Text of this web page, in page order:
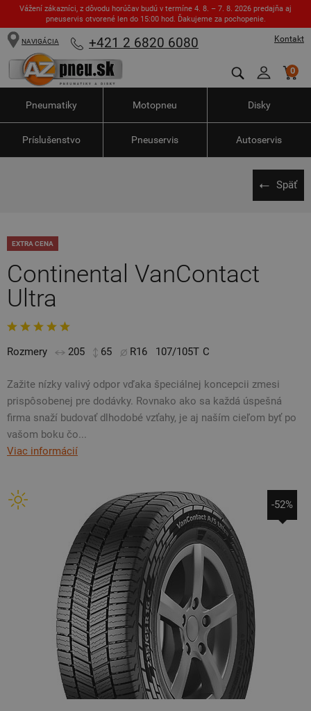
Vážení zákazníci, z dôvodu horúčav budú v termíne 4. 8. – 7. 8. 2026 predajňa aj
pneuservis otvorené len do 15:00 hod. Ďakujeme za pochopenie.
Kontakt
NAVIGÁCIA +421 2 6820 6080
0
Pneumatiky Motopneu Disky
Príslušenstvo Pneuservis Autoservis
Späť
EXTRA CENA
Continental VanContact
Ultra
Rozmery 205 65 R16 107/105T C
Zažite nízky valivý odpor vďaka špeciálnej koncepcii zmesi
prispôsobenej pre dodávky. Rovnako ako sa každá úspešná
firma snaží budovať dlhodobé vzťahy, je aj naším cieľom byť po
vašom boku čo...
Viac informácií
-52%